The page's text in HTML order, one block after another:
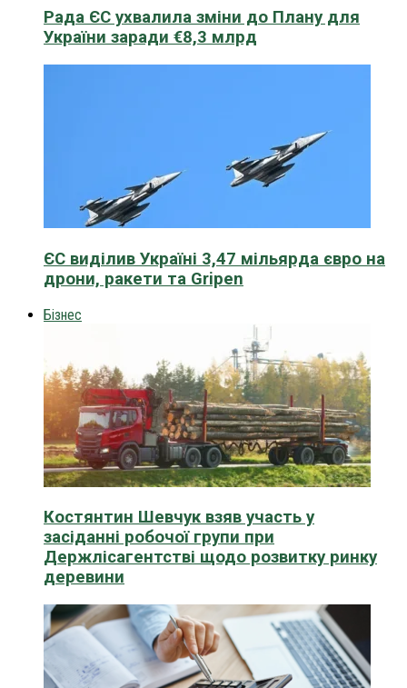
Рада ЄС ухвалила зміни до Плану для
України заради €8,3 млрд
ЄС виділив Україні 3,47 мільярда євро на
дрони, ракети та Gripen
Бізнес
Костянтин Шевчук взяв участь у
засіданні робочої групи при
Держлісагентстві щодо розвитку ринку
деревини